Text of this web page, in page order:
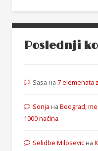
Poslednji
Sasa на 7 elemenata
Sonja на Beograd,
1000 načina
Selidbe Milosevicна